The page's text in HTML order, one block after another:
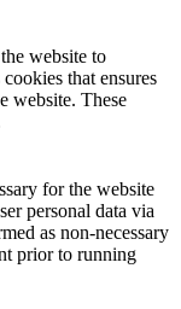
website to
that ensures
website. These
for the website
personal data via
as non-necessary
prior to running